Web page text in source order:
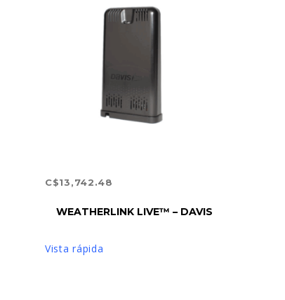
C$13,742.48
WEATHERLINK LIVE™ – DAVIS
Vista rápida